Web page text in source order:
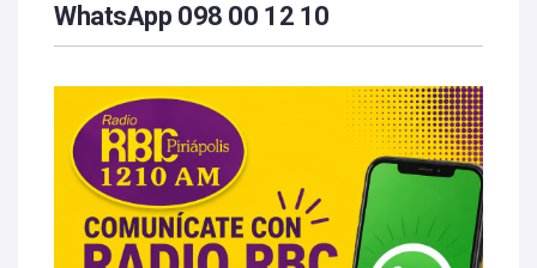
WhatsApp 098 00 12 10